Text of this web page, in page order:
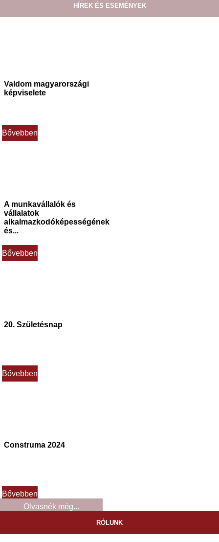
HÍREK ÉS ESEMÉNYEK
Valdom magyarországi
képviselete
Bővebben
A munkavállalók és
vállalatok
alkalmazkodóképességének
és...
Bővebben
20. Születésnap
Bővebben
Construma 2024
Bővebben
Olvasnék még...
RÓLUNK